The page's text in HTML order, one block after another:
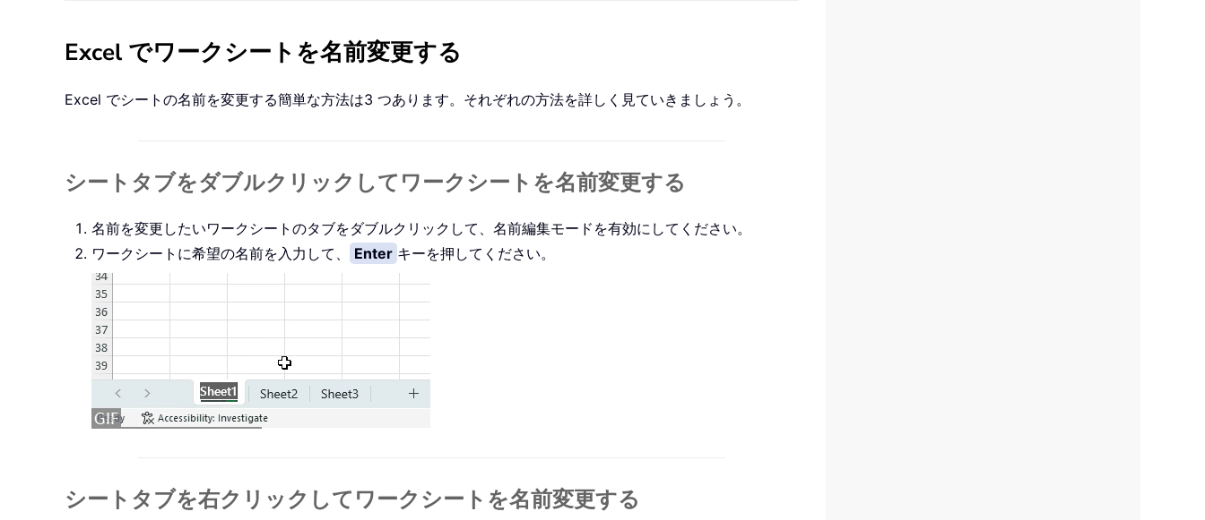
Excel でワークシートを名前変更する
Excel でシートの名前を変更する簡単な方法は3 つあります。それぞれの方法を詳しく見ていきましょう。
シートタブをダブルクリックしてワークシートを名前変更する
名前を変更したいワークシートのタブをダブルクリックして、名前編集モードを有効にしてください。
ワークシートに希望の名前を入力して、
Enter キーを押してください。
シートタブを右クリックしてワークシートを名前変更する